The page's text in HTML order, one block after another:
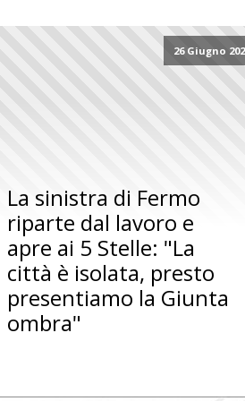
26 Giugno
La sinistra di Fermo
riparte dal lavoro e
apre ai 5 Stelle: "La
città è isolata, presto
presentiamo la Giunta
ombra"